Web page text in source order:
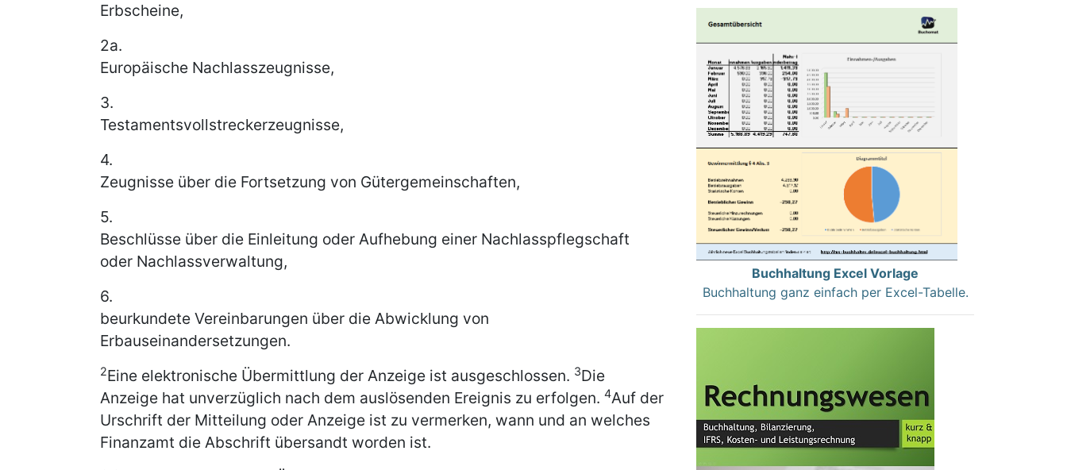
Erbscheine,
2a.
Europäische Nachlasszeugnisse,
3.
Testamentsvollstreckerzeugnisse,
4.
Zeugnisse über die Fortsetzung von Gütergemeinschaften,
5.
Beschlüsse über die Einleitung oder Aufhebung einer Nachlasspflegschaft
oder Nachlassverwaltung,
6.
beurkundete Vereinbarungen über die Abwicklung von
Erbauseinandersetzungen.
2Eine elektronische Übermittlung der Anzeige ist ausgeschlossen. 3Die
Anzeige hat unverzüglich nach dem auslösenden Ereignis zu erfolgen. 4Auf der
Urschrift der Mitteilung oder Anzeige ist zu vermerken, wann und an welches
Finanzamt die Abschrift übersandt worden ist.
Buchhaltung Excel Vorlage
Buchhaltung ganz einfach per Excel-Tabelle.